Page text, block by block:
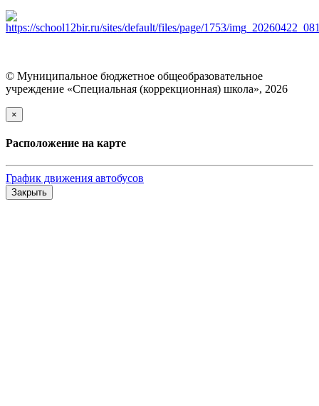
© Муниципальное бюджетное общеобразовательное
учреждение «Специальная (коррекционная) школа», 2026
×
Расположение на карте
График движения автобусов
Закрыть